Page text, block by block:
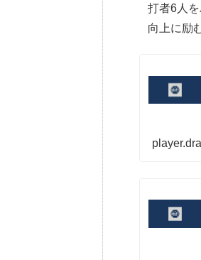
打者6人
向上に励